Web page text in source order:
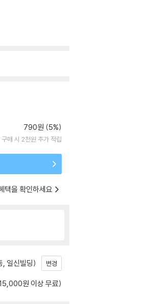
790원 (5%)
매 시 2천원 추가 적립
택을 확인하세요
, 일신빌딩) 변경
원 이상 무료)